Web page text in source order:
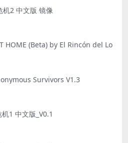
机2 中文版 镜像
HOME (Beta) by El Rincón del Lo
Survivors V1.3
1 中文版_V0.1